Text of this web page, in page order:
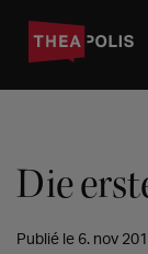
Die
Publié le 6. nov